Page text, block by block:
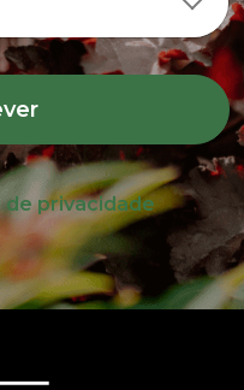
de privacidade